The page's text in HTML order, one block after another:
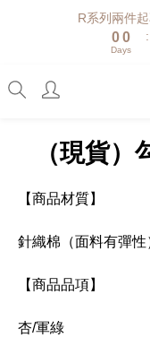
R系列兩件
1
0
1
0
Days
:
（現貨
【商品材質】
針織棉（面料有彈性
【商品品項】
杏/軍綠